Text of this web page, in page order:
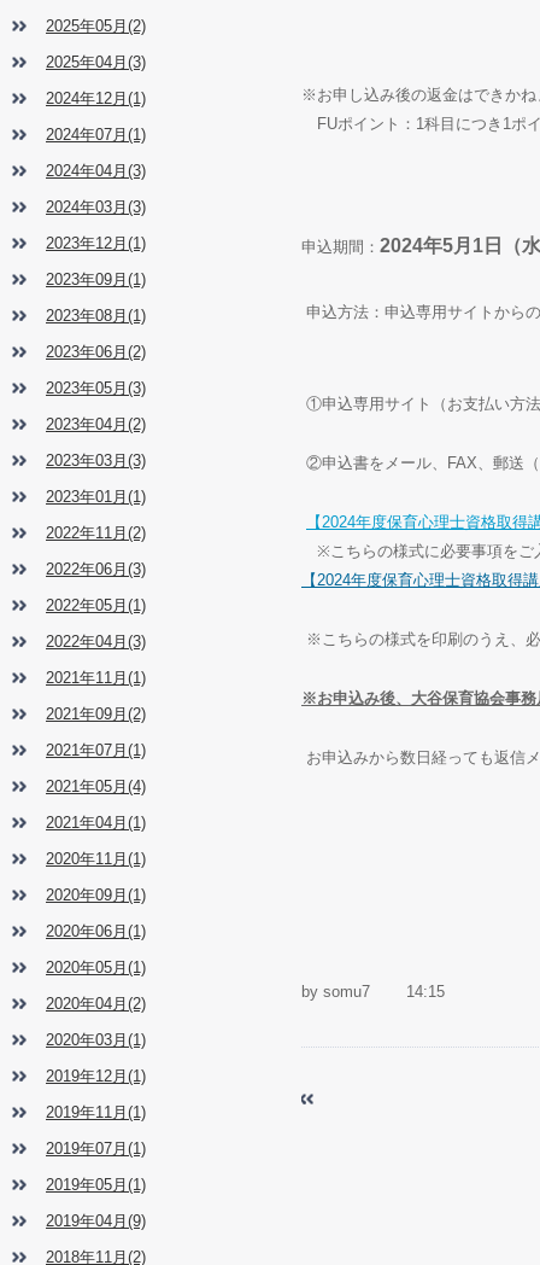
※お申し込み後の返金はできか
FUポイント： 1科目につき 1ポ
申込期間： 2024年5月 1 日（
申込方法：申込専用サイトから
①申込専用サイト（お支払い方
②申込書をメール、 FAX、郵送
【2024年度保育心理士資格取得
※こちらの様式に必要事項を
【2024年度保育心理士資格取得
※こちらの様式を印刷のうえ、
※お申込み後、大谷保育協会事
お申込みから数日経っても返信
by somu7 14:15
2025年05月(2)
2025年04月(3)
2024年12月(1)
2024年07月(1)
2024年04月(3)
2024年03月(3)
2023年12月(1)
2023年09月(1)
2023年08月(1)
2023年06月(2)
2023年05月(3)
2023年04月(2)
2023年03月(3)
2023年01月(1)
2022年11月(2)
2022年06月(3)
2022年05月(1)
2022年04月(3)
2021年11月(1)
2021年09月(2)
2021年07月(1)
2021年05月(4)
2021年04月(1)
2020年11月(1)
2020年09月(1)
2020年06月(1)
2020年05月(1)
2020年04月(2)
2020年03月(1)
2019年12月(1)
2019年11月(1)
2019年07月(1)
2019年05月(1)
2019年04月(9)
2018年11月(2)